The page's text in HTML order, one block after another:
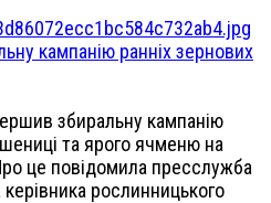
кампанію ранніх зернових
збиральну кампанію
та ярого ячменю на
це повідомила пресслужба
рослинницького